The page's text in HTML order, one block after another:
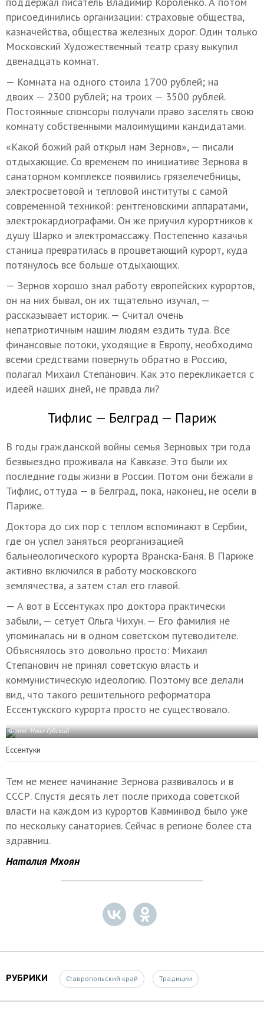
присоединились организации: страховые общества,
казначейства, общества железных дорог. Один только
Московский Художественный театр сразу выкупил
двенадцать комнат.
— Комната на одного стоила 1700 рублей; на
двоих — 2300 рублей; на троих — 3500 рублей.
Постоянные спонсоры получали право заселять свою
комнату собственными малоимущими кандидатами.
«Какой божий рай открыл нам Зернов», — писали
отдыхающие. Со временем по инициативе Зернова в
санаторном комплексе появились грязелечебницы,
электросветовой и тепловой институты с самой
современной техникой: рентгеновскими аппаратами,
электрокардиографами. Он же приучил курортников к
душу Шарко и электромассажу. Постепенно казачья
станица превратилась в процветающий курорт, куда
потянулось все больше отдыхающих.
— Зернов хорошо знал работу европейских курортов,
он на них бывал, он их тщательно изучал, —
рассказывает историк. — Считал очень
непатриотичным нашим людям ездить туда. Все
финансовые потоки, уходящие в Европу, необходимо
всеми средствами повернуть обратно в Россию,
полагал Михаил Степанович. Как это перекликается с
идеей наших дней, не правда ли?
Тифлис — Белград — Париж
В годы гражданской войны семья Зерновых три года
безвыездно проживала на Кавказе. Это были их
последние годы жизни в России. Потом они бежали в
Тифлис, оттуда — в Белград, пока, наконец, не осели в
Париже.
Доктора до сих пор с теплом вспоминают в Сербии,
где он успел заняться реорганизацией
бальнеологического курорта Вранска-Баня. В Париже
активно включился в работу московского
землячества, а затем стал его главой.
— А вот в Ессентуках про доктора практически
забыли, — сетует Ольга Чихун. — Его фамилия не
упоминалась ни в одном советском путеводителе.
Объяснялось это довольно просто: Михаил
Степанович не принял советскую власть и
коммунистическую идеологию. Поэтому все делали
вид, что такого решительного реформатора
Ессентукского курорта просто не существовало.
Фото: Иван Губский
Ессентуки
Тем не менее начинание Зернова развивалось и в
СССР. Спустя десять лет после прихода советской
власти на каждом из курортов Кавминвод было уже
по нескольку санаториев. Сейчас в регионе более ста
здравниц.
Наталия Мхоян
РУБРИКИ Ставропольский край Традиции